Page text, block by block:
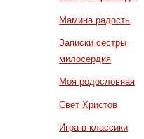
Мамина радость
Записки сестры
милосердия
Моя родословная
Свет Христов
Игра в классики